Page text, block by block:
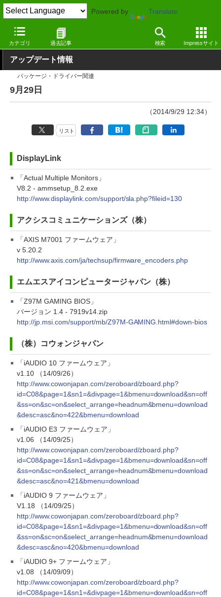
Powered by Translate
カテゴリ 過去記事 検索 Impressサイト
窓の杜 その他の話題 アップデート
アップデート情報
パッケージ・ドライバー関連
9月29日
（2014/9/29 12:34）
リスト
DisplayLink
「Actual Multiple Monitors」
V8.2 - ammsetup_8.2.exe
http://www.displaylink.com/support/sla.php?fileid=130
アクシスコミュニケーションズ（株）
「AXIS M7001 ファームウェア」
v 5.20.2
http://www.axis.com/ja/techsup/firmware_encoders.php
エムエスアイコンピュータージャパン（株）
「Z97M GAMING BIOS」
バージョン 1.4 - 7919v14.zip
http://jp.msi.com/support/mb/Z97M-GAMING.html#down-bios
（株）コウォンジャパン
「iAUDIO 10 ファームウェア」
v1.10 （14/09/26）
http://www.cowonjapan.com/zeroboard/zboard.php?
id=C08&page=1&sn1=&divpage=1&bmenu=download&sn=off
&ss=on&sc=on&select_arrange=headnum&bmenu=download
&desc=asc&no=422&bmenu=download
「iAUDIO E3 ファームウェア」
v1.06 （14/09/25）
http://www.cowonjapan.com/zeroboard/zboard.php?
id=C08&page=1&sn1=&divpage=1&bmenu=download&sn=off
&ss=on&sc=on&select_arrange=headnum&bmenu=download
&desc=asc&no=421&bmenu=download
「iAUDIO 9 ファームウェア」
V1.18 （14/09/25）
http://www.cowonjapan.com/zeroboard/zboard.php?
id=C08&page=1&sn1=&divpage=1&bmenu=download&sn=off
&ss=on&sc=on&select_arrange=headnum&bmenu=download
&desc=asc&no=420&bmenu=download
「iAUDIO 9+ ファームウェア」
v1.08 （14/09/09）
http://www.cowonjapan.com/zeroboard/zboard.php?
id=C08&page=1&sn1=&divpage=1&bmenu=download&sn=off